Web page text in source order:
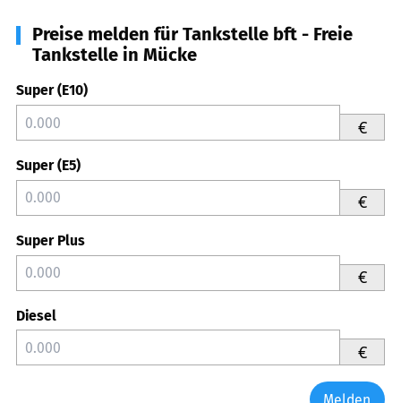
Preise melden für Tankstelle bft - Freie
Tankstelle in Mücke
Super (E10)
€
Super (E5)
€
Super Plus
€
Diesel
€